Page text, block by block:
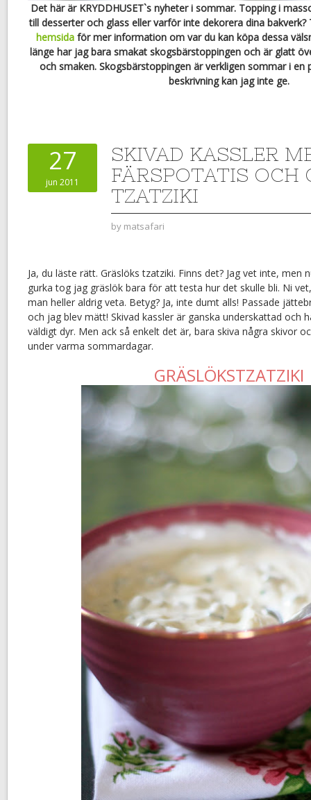
Det här är KRYDDHUSET`s nyheter i sommar. Topping i
till desserter och glass eller varför inte dekorera dina bakverk?
hemsidaför mer information om var du kan köpa dessa
länge har jag bara smakat skogsbärstoppingen och är glatt
och smaken. Skogsbärstoppingen är verkligen sommar i en
beskrivning kan jag inte ge.
27
jun 2011
SKIVAD KASSLER
FÄRSPOTATIS OCH
TZATZIKI
by matsafari
Ja, du läste rätt. Gräslöks tzatziki. Finns det? Jag vet inte, men
gurka tog jag gräslök bara för att testa hur det skulle bli. Ni
man heller aldrig veta. Betyg? Ja, inte dumt alls! Passade
och jag blev mätt! Skivad kassler är ganska underskattad och
väldigt dyr. Men ack så enkelt det är, bara skiva några skivor
under varma sommardagar.
GRÄSLÖKSTZATZIKI